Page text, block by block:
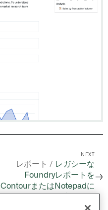
NEXT
レポート / レガシーな
Foundryレポートを
ContourまたはNotepadに
→